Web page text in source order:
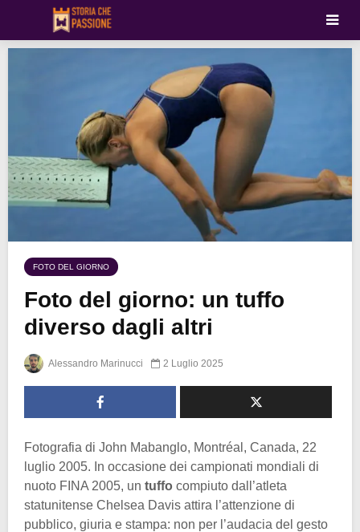
FOTO DEL GIORNO
Foto del giorno: un tuffo
diverso dagli altri
Alessandro Marinucci 2 Luglio 2025
Fotografia di John Mabanglo, Montréal, Canada, 22
luglio 2005. In occasione dei campionati mondiali di
nuoto FINA 2005, un tuffo compiuto dall’atleta
statunitense Chelsea Davis attira l’attenzione di
pubblico, giuria e stampa: non per l’audacia del gesto